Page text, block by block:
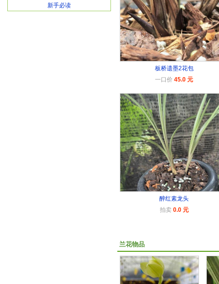
新手必读
板桥遗墨2花包
一口价 45.0 元
醉红素龙头
拍卖 0.0 元
兰花物品